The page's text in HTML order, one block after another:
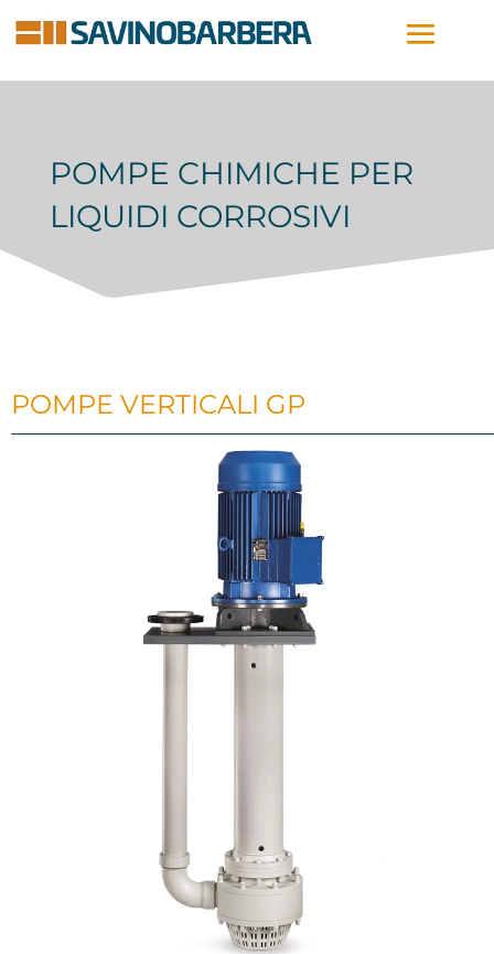
POMPE CHIMICHE PER
LIQUIDI CORROSIVI
POMPE VERTICALI GP